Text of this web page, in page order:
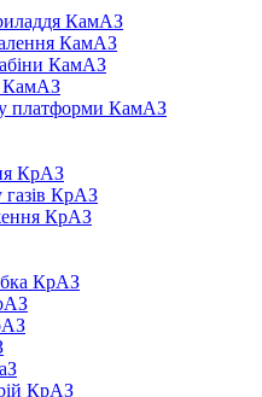
КамАЗ
КамАЗ
КамАЗ
КамАЗ
платформи КамАЗ
КрАЗ
КрАЗ
КрАЗ
КрАЗ
КрАЗ